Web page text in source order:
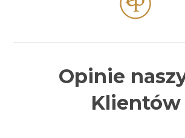
Opinie
Klientów